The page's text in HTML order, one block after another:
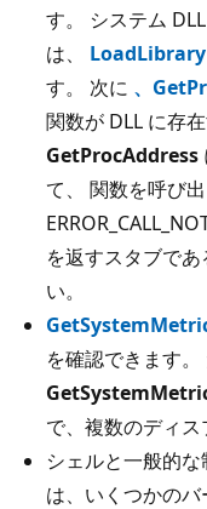
す。 システム
は、 LoadLibrary
す。 次に 、
関数が DLL に存
GetProcAddress
て、 関数を呼び
を返すスタブで
い。
を確認できます。
で、複数のディス
シェルと一般的
は、いくつかの